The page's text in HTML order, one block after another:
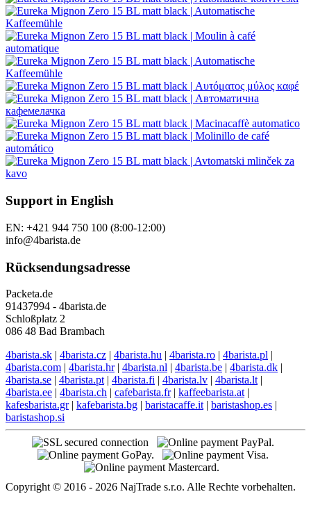
Support in English
EN: +421 944 750 100 (8:00-12:00)
info@4barista.de
Rücksendungsadresse
Packeta.de
91437994 - 4barista.de
Schloßplatz 2
086 48 Bad Brambach
4barista.sk | 4barista.cz | 4barista.hu | 4barista.ro | 4barista.pl |
4barista.com | 4barista.hr| 4barista.nl | 4barista.be | 4barista.dk |
4barista.se | 4barista.pt | 4barista.fi | 4barista.lv | 4barista.lt |
4barista.ee | 4barista.ch | cafebarista.fr| kaffeebarista.at |
kafesbarista.gr| kafebarista.bg | baristacaffe.it | baristashop.es |
baristashop.si
Copyright © 2016 - 2026 NajTrade s.r.o. Alle Rechte vorbehalten.